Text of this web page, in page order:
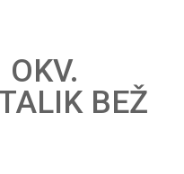
BEŽ